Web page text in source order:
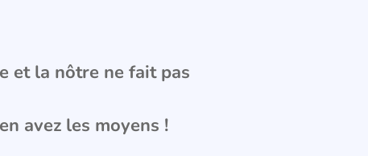
et la nôtre ne fait pas
avez les moyens !